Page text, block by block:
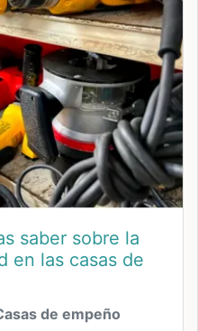
saber sobre la
en las casas de
de empeño